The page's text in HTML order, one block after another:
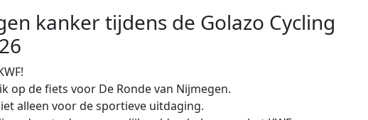
kanker tijdens de Golazo Cycling
op de fiets voor De Ronde van Nijmegen.
alleen voor de sportieve uitdaging.